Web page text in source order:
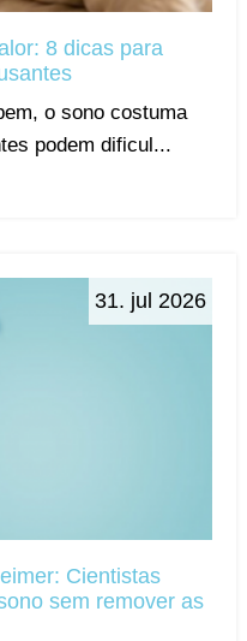
8 dicas para
o sono costuma
podem dificul...
31. jul 2026
Cientistas
sem remover as